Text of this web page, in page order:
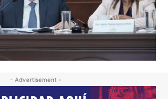
- Advertisement -